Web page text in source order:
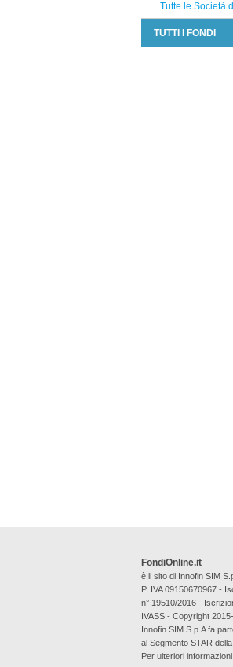
Tutte le Società
TUTTI I FONDI
FondiOnline.it
è il sito di Innofin SIM
P. IVA 09150670967 -
n° 19510/2016 -
IVASS - Copyright
Innofin SIM S.p.A fa
al Segmento STAR
Per ulteriori